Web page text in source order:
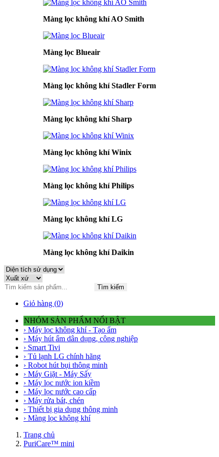
Màng lọc không khí AO Smith
Màng lọc Blueair
Màng lọc không khí Stadler Form
Màng lọc không khí Sharp
Màng lọc không khí Winix
Màng lọc không khí Philips
Màng lọc không khí LG
Màng lọc không khí Daikin
Tìm kiếm
Giỏ hàng (0)
NHÓM SẢN PHẨM NỔI BẬT
› Máy lọc không khí - Tạo ẩm
› Máy hút ẩm dân dụng, công nghiệp
› Smart Tivi
› Tủ lạnh LG chính hãng
› Robot hút bụi thông minh
› Máy Giặt - Máy Sấy
› Máy lọc nước ion kiềm
› Máy lọc nước cao cấp
› Máy rửa bát, chén
› Thiết bị gia dụng thông minh
› Màng lọc không khí
Trang chủ
PuriCare™ mini